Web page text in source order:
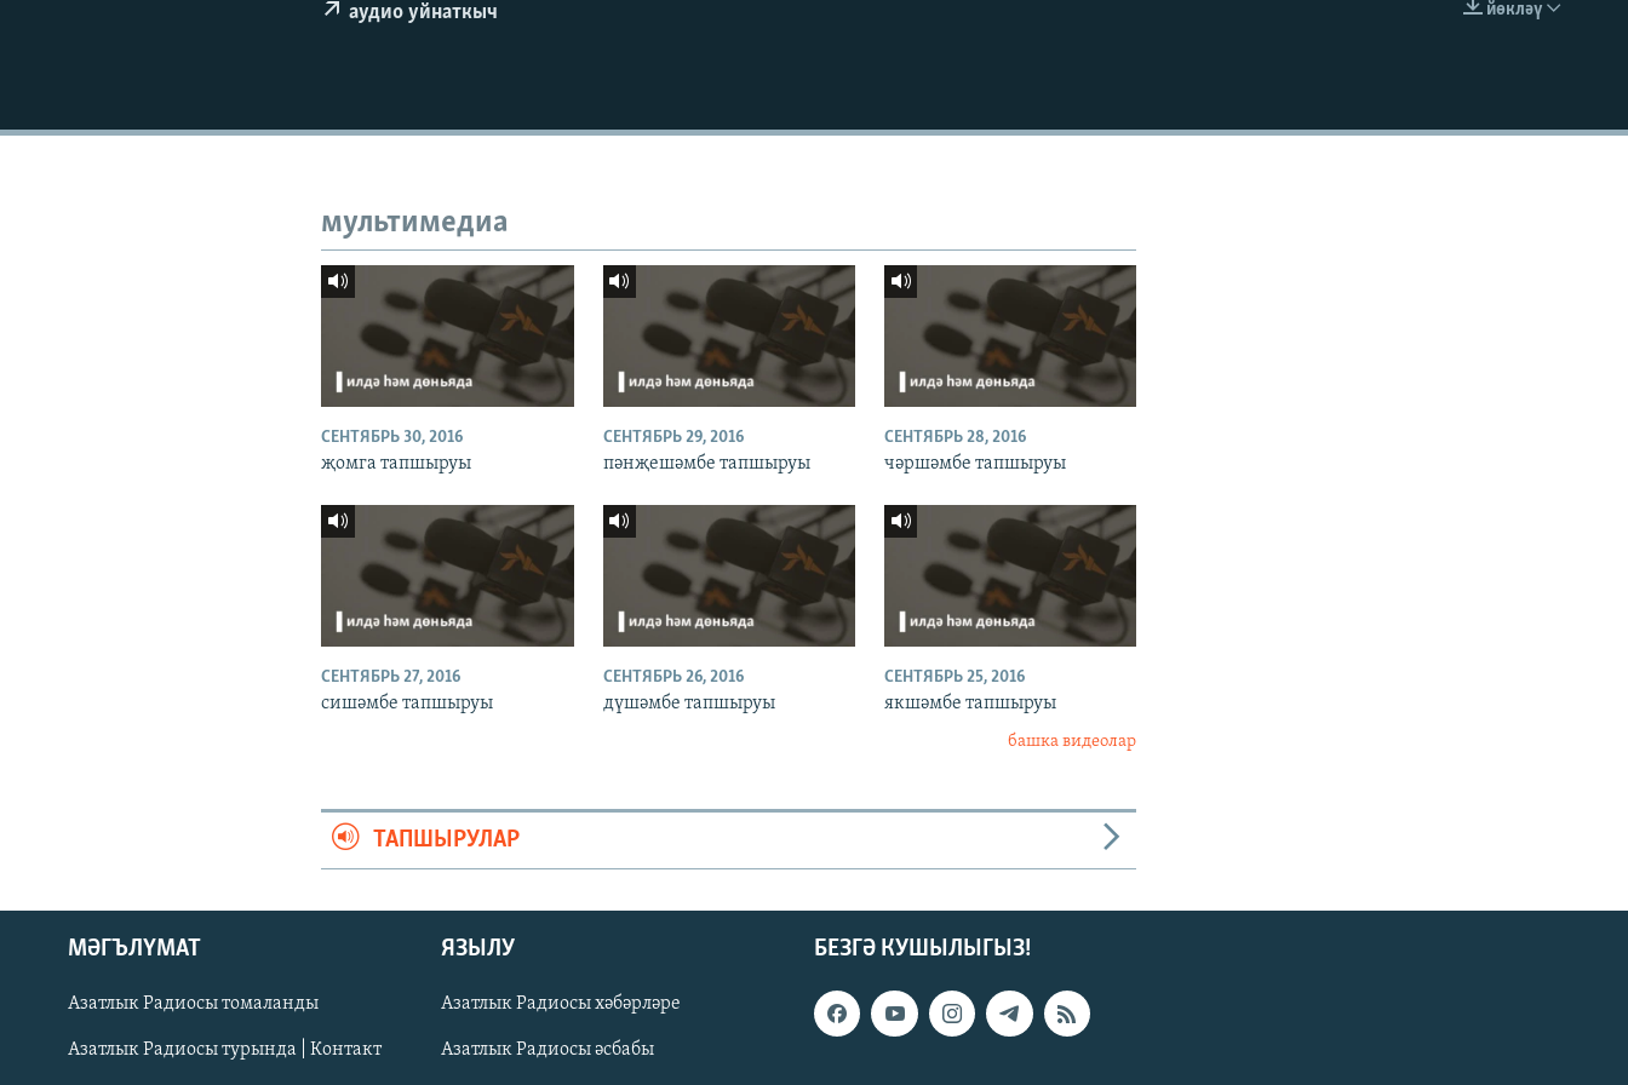
КИНОХАНӘ
ӘЙДӘ ONLINE
БЕЗГӘ КУШЫЛЫГЫЗ!
йөкләү
аудио уйнаткыч
мультимедиа
СЕНТЯБРЬ 30, 2016
җомга тапшыруы
СЕНТЯБРЬ 29, 2016
пәнҗешәмбе тапшыруы
СЕНТЯБРЬ 28, 2016
чәршәмбе тапшыруы
СЕНТЯБРЬ 27, 2016
сишәмбе тапшыруы
СЕНТЯБРЬ 26, 2016
дүшәмбе тапшыруы
СЕНТЯБРЬ 25, 2016
якшәмбе тапшыруы
башка видеолар
ТАПШЫРУЛАР
БЕЗГӘ КУШЫЛЫГЫЗ!
МӘГЪЛҮМАТ
Азатлык Радиосы томаланды
Азатлык Радиосы турында | Контакт
ЯЗЫЛУ
Азатлык Радиосы хәбәрләре
Азатлык Радиосы әсбабы